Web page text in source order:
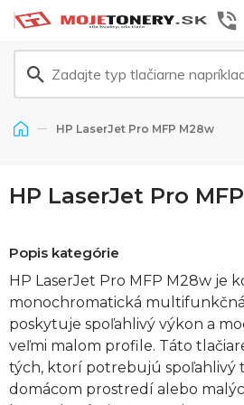
HP LaserJet Pro MFP M28w
HP LaserJet Pro
Popis kategórie
HP LaserJet Pro MFP M28w je
monochromatická
poskytuje spoľahlivý výkon a
veľmi malom profile. Táto
tých, ktorí potrebujú spoľahlivý
domácom prostredí alebo